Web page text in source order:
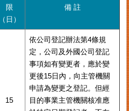
限
（日）
備 註
15
依公司登記辦法第4條規
定，公司及外國公司登記
事項如有變更者，應於變
更後15日內，向主管機關
申請為變更之登記。但經
目的事業主管機關核准應